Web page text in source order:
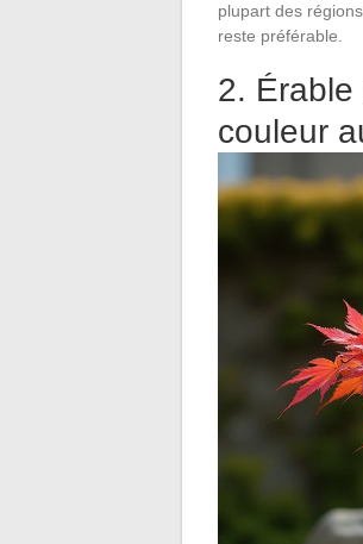
plupart des
reste préférable.
2.
couleur